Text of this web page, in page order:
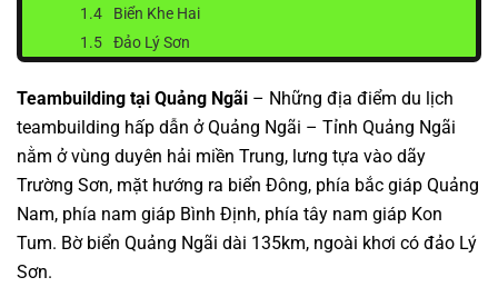
Biển Khe Hai
Đảo Lý Sơn
Teambuilding tại Quảng Ngãi – Những địa điểm du lịch
teambuilding hấp dẫn ở Quảng Ngãi – Tỉnh Quảng Ngãi
nằm ở vùng duyên hải miền Trung, lưng tựa vào dãy
Trường Sơn, mặt hướng ra biển Đông, phía bắc giáp Quảng
Nam, phía nam giáp Bình Định, phía tây nam giáp Kon
Tum. Bờ biển Quảng Ngãi dài 135km, ngoài khơi có đảo Lý
Sơn.